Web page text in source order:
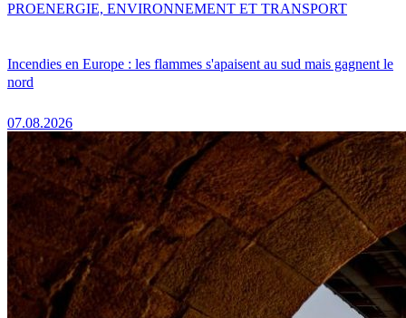
Incendies en Europe : les flammes s'apaisent au sud mais gagnent le
nord
07.08.2026
PROENERGIE, ENVIRONNEMENT ET TRANSPORT